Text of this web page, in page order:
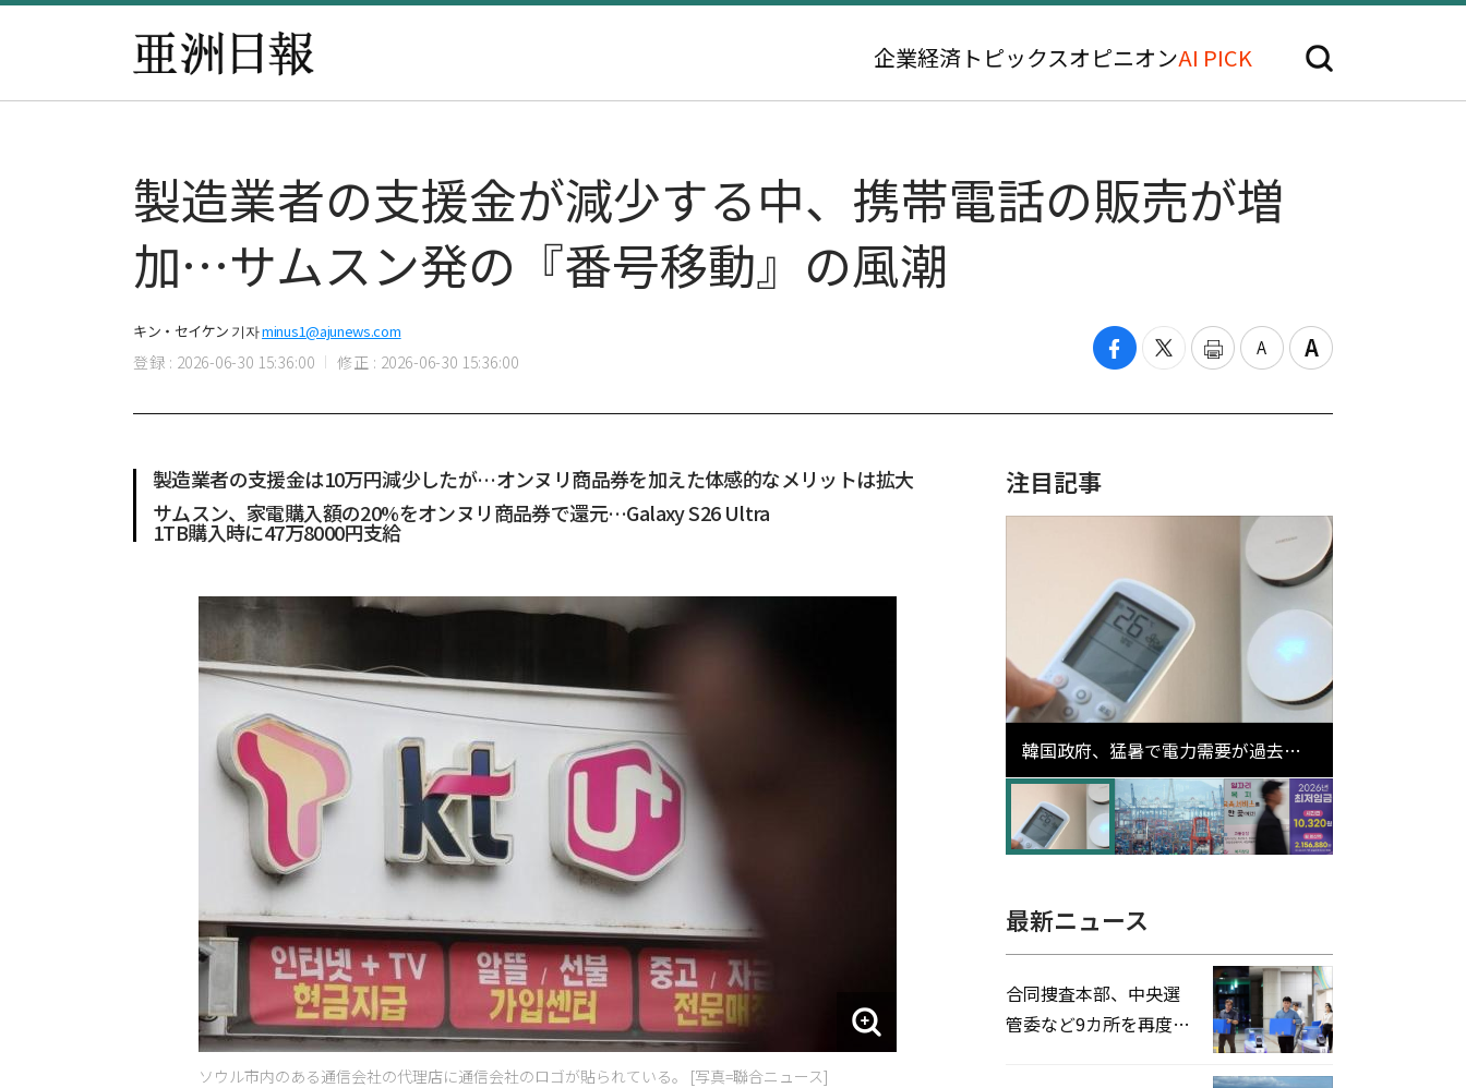
企業経済 トピックスオピニオンAI PICK
製造業者の支援金が減少する中、携帯電話の販売が増
加…サムスン発の『番号移動』の風潮
キン・セイケン 기자minus1@ajunews.com
登録 : 2026-06-30 15:36:00 修正 : 2026-06-30 15:36:00
製造業者の支援金は10万円減少したが…オンヌリ商品券を加えた体感的なメリットは拡大
サムスン、家電購入額の20%をオンヌリ商品券で還元…Galaxy S26 Ultra
1TB購入時に47万8000円支給
ソウル市内のある通信会社の代理店に通信会社のロゴが貼られている。 [写真=聯合ニュース]
注目記事
韓国政府、猛暑で電力需要が過去最
高更新の可能性に需給対応体制を点
検
最新ニュース
合同捜査本部、中央選
管委など9カ所を再度家